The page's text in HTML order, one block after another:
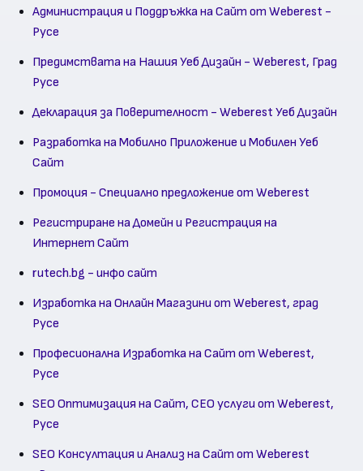
Администрация и Поддръжка на Сайт от Weberest -
Русе
Предимствата на Нашия Уеб Дизайн - Weberest, Град
Русе
Декларация за Поверителност - Weberest Уеб Дизайн
Разработка на Мобилно Приложение и Мобилен Уеб
Сайт
Промоция - Специално предложение от Weberest
Регистриране на Домейн и Регистрация на
Интернет Сайт
rutech.bg - инфо сайт
Изработка на Онлайн Магазини от Weberest, град
Русе
Професионална Изработка на Сайт от Weberest,
Русе
SEO Оптимизация на Сайт, СЕО услуги от Weberest,
Русе
SEO Kонсултация и Анализ на Сайт от Weberest